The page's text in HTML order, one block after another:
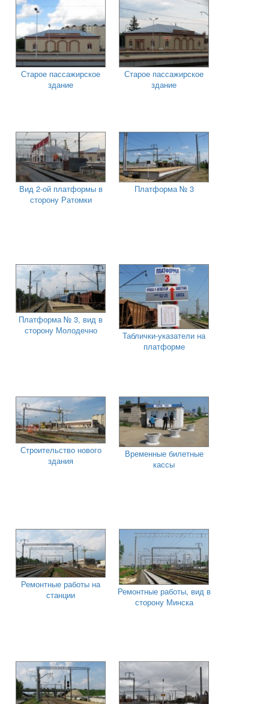
Старое пассажирское
здание
Старое пассажирское
здание
Вид 2-ой платформы в
сторону Ратомки
Платформа № 3
Платформа № 3, вид в
сторону Молодечно
Таблички-указатели на
платформе
Строительство нового
здания
Временные билетные
кассы
Ремонтные работы на
станции
Ремонтные работы, вид в
сторону Минска